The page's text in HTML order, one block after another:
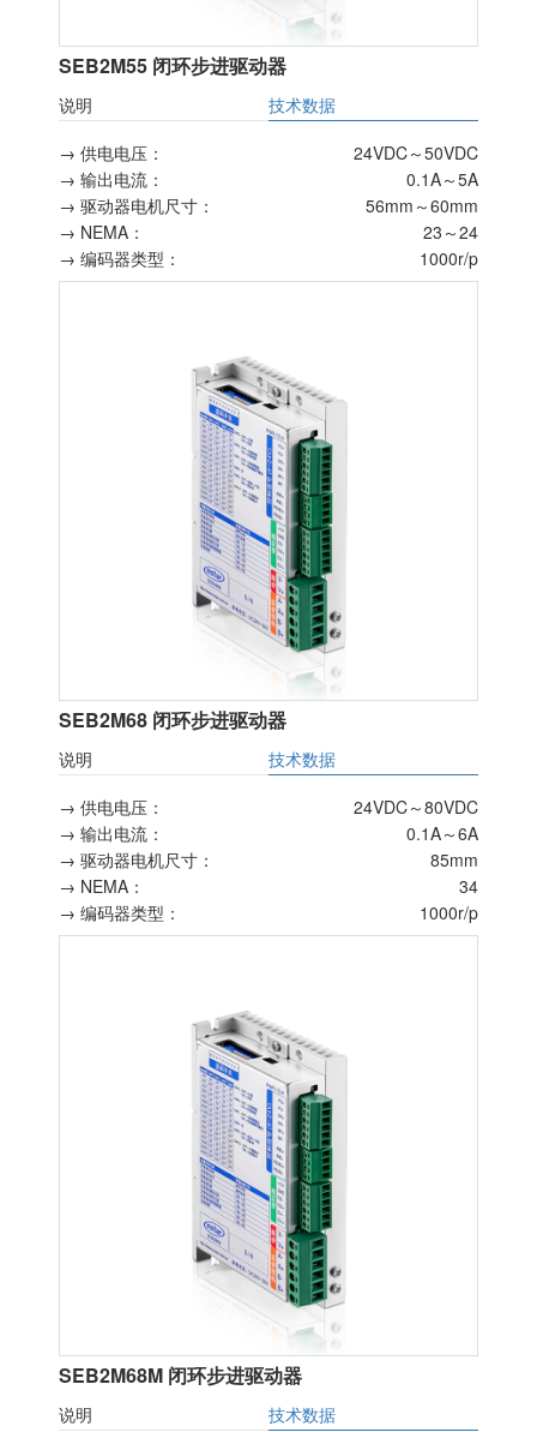
SEB2M55 闭环步进驱动器
说明
技术数据
→ 供电电压：
24VDC～50VDC
→ 输出电流：
0.1A～5A
→ 驱动器电机尺寸：
56mm～60mm
→ NEMA：
23～24
→ 编码器类型：
1000r/p
SEB2M68 闭环步进驱动器
说明
技术数据
→ 供电电压：
24VDC～80VDC
→ 输出电流：
0.1A～6A
→ 驱动器电机尺寸：
85mm
→ NEMA：
34
→ 编码器类型：
1000r/p
SEB2M68M 闭环步进驱动器
说明 技术数据